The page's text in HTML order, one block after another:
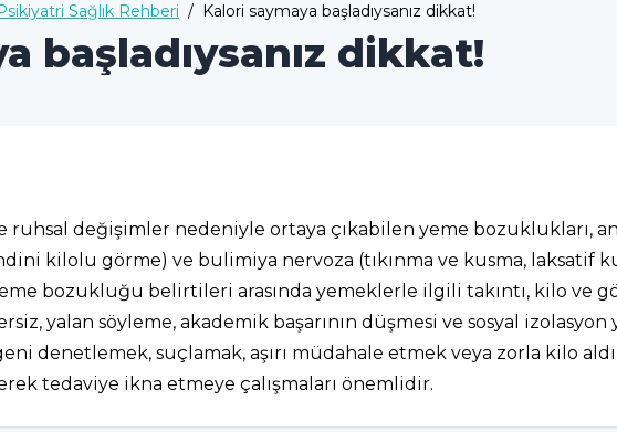
Sağlık Rehberi / Kalori saymaya başladıysanız dikkat!
başladıysanız dikkat!
değişimler nedeniyle ortaya çıkabilen yeme bozuklukları,
kilolu görme) ve bulimiya nervoza (tıkınma ve kusma, laksatif
bozukluğu belirtileri arasında yemeklerle ilgili takıntı, kilo ve
yalan söyleme, akademik başarının düşmesi ve sosyal
denetlemek, suçlamak, aşırı müdahale etmek veya zorla kilo
tedaviye ikna etmeye çalışmaları önemlidir.